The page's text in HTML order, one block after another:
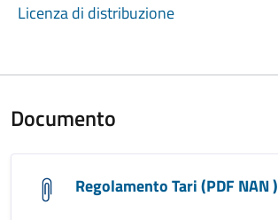
Licenza di distribuzione
Documento
Regolamento Tari (PDF NAN )